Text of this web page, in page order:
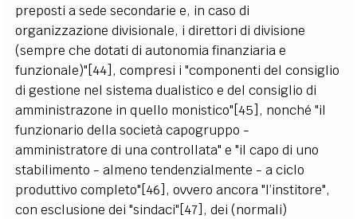
preposti a sede secondarie e, in caso di
organizzazione divisionale, i direttori di divisione
(sempre che dotati di autonomia finanziaria e
funzionale)"[44], compresi i "componenti del consiglio
di gestione nel sistema dualistico e del consiglio di
amministrazone in quello monistico"[45], nonché "il
funzionario della società capogruppo -
amministratore di una controllata" e "il capo di uno
stabilimento - almeno tendenzialmente - a ciclo
produttivo completo"[46], ovvero ancora "l’institore",
con esclusione dei "sindaci"[47], dei (normali)